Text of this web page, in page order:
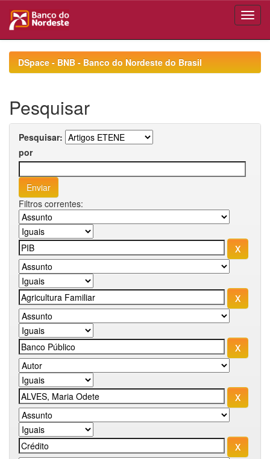
navigationDSpace - BNB - Banco do Nordeste do Brasil
Pesquisar
Pesquisar:
por
Filtros correntes: